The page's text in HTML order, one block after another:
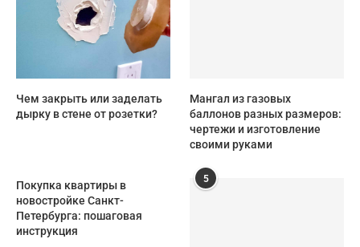
Чем закрыть или заделать
дырку в стене от розетки?
Мангал из газовых
баллонов разных размеров:
чертежи и изготовление
своими руками
Покупка квартиры в
новостройке Санкт-
Петербурга: пошаговая
инструкция
5